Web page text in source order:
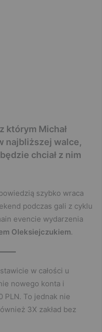
którym Michał
najbliższej walce,
chciał z nim
szybko wraca
podczas gali z cyklu
evencie wydarzenia
Oleksiejczukiem.
w całości u
nowego konta i
PLN. To jednak nie
3X zakład bez